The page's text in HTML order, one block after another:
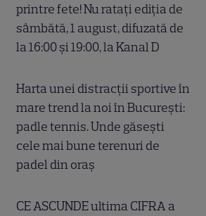
printre fete! Nu ratați ediția de
sâmbătă, 1 august, difuzată de
la 16:00 și 19:00, la Kanal D
Harta unei distracții sportive în
mare trend la noi în București:
padle tennis. Unde găsești
cele mai bune terenuri de
padel din oraș
CE ASCUNDE ultima CIFRA a